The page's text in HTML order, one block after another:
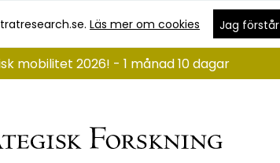
Läs mer om cookies Jag förstår
mobilitet 2026! - 1 månad 10 dagar